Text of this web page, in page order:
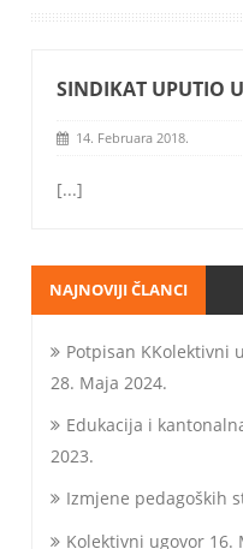
SINDIKAT UPUTIO
14. Februara 2018.
[...]
NAJNOVIJI ČLANCI
Potpisan KKolektivni
28. Maja 2024.
Edukacija i
2023.
Izmjene pedagoških
Kolektivni ugovor 16.